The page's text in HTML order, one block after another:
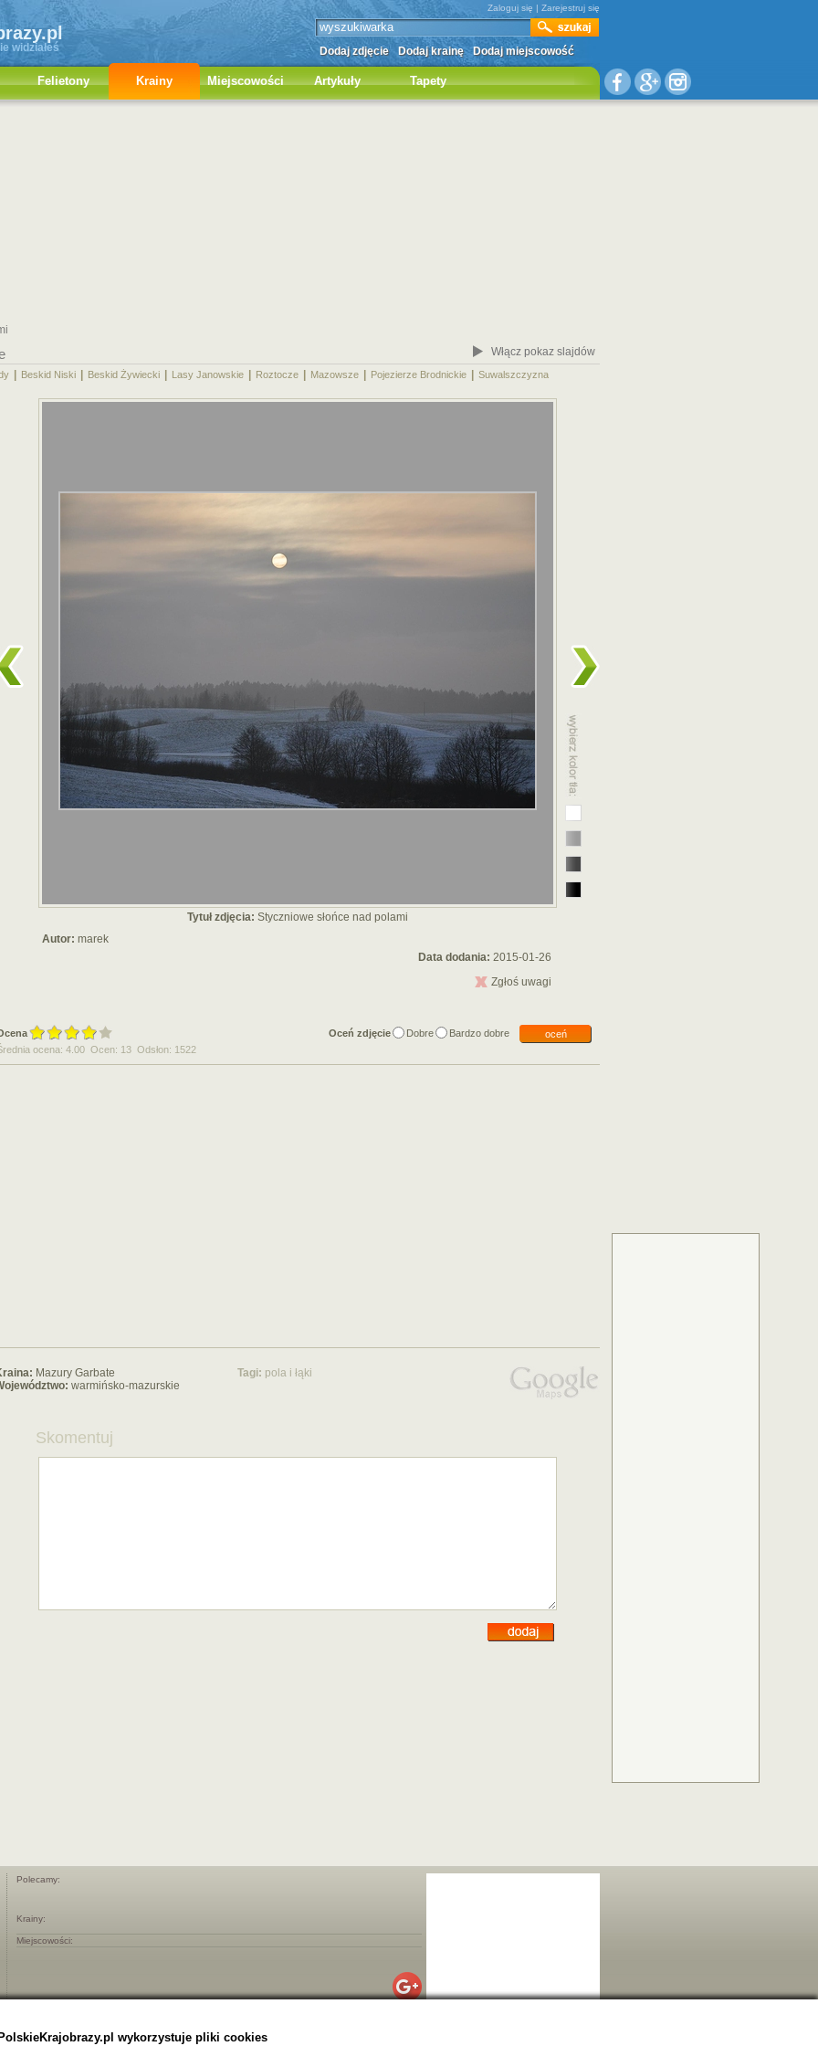
widziałeś
Zaloguj się | Zarejestruj się
Dodaj zdjęcie Dodaj krainę Dodaj miejscowość
Felietony Krainy Miejscowości Artykuły Tapety
Włącz pokaz slajdów
Beskid Niski Beskid Żywiecki Lasy Janowskie Roztocze Mazowsze Pojezierze Brodnickie Suwalszczyzna
Tytuł zdjęcia: Styczniowe słońce nad polami
Autor: marek
Data dodania: 2015-01-26
Zgłoś uwagi
Oceń zdjęcie Dobre Bardzo dobre
oceń
ocena: 4.00 Ocen: 13 Odsłon: 1522
Mazury Garbate
warmińsko-mazurskie
Tagi: pola i łąki
Skomentuj
Polecamy:
Krainy:
Miejscowości:
wykorzystuje pliki cookies